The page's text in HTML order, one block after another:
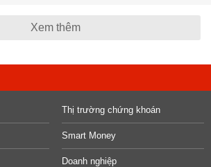
Xem thêm
Thị trường chứng khoán
Smart Money
Doanh nghiệp